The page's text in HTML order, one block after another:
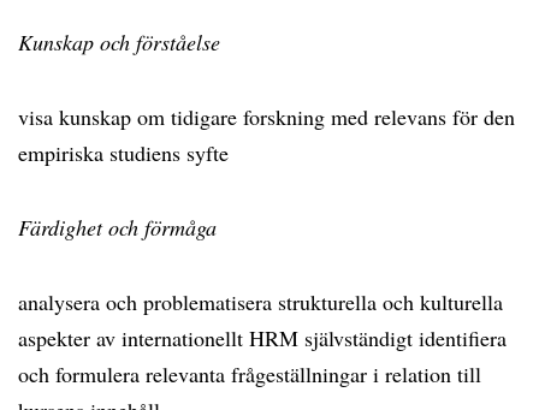
Kunskap och förståelse
visa kunskap om tidigare forskning med relevans för den
empiriska studiens syfte
Färdighet och förmåga
analysera och problematisera strukturella och kulturella
aspekter av internationellt HRM självständigt identifiera
och formulera relevanta frågeställningar i relation till